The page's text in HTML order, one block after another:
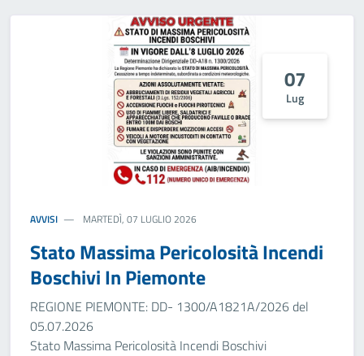
07
Lug
AVVISI MARTEDÌ, 07 LUGLIO 2026
Stato Massima Pericolosità Incendi
Boschivi In Piemonte
REGIONE PIEMONTE: DD- 1300/A1821A/2026 del
05.07.2026
Stato Massima Pericolosità Incendi Boschivi